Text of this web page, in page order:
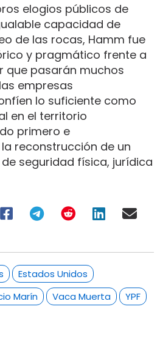
elogios públicos de
capacidad de
de las rocas, Hamm fue
y pragmático frente a
que pasarán muchos
empresas
lo suficiente como
en el territorio
primero e
reconstrucción de un
seguridad física, jurídica
Estados Unidos
Marín Vaca Muerta YPF